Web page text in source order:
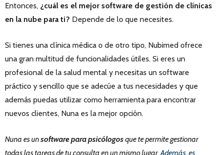
Entonces, ¿cuál es el mejor software de gestión de clínicas
en la nube para ti? Depende de lo que necesites.
Si tienes una clínica médica o de otro tipo, Nubimed ofrece
una gran multitud de funcionalidades útiles. Si eres un
profesional de la salud mental y necesitas un software
práctico y sencillo que se adecúe a tus necesidades y que
además puedas utilizar como herramienta para encontrar
nuevos clientes, Nuna es la mejor opción.
Nuna es unsoftware para psicólogosque te permite gestionar
todas las tareas de tu consulta en un mismo lugar. Además, es